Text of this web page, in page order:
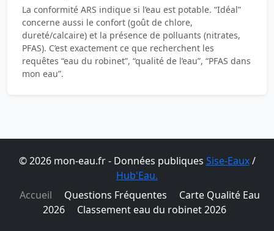
La conformité ARS indique si l’eau est potable. “Idéal”
concerne aussi le confort (goût de chlore,
dureté/calcaire) et la présence de polluants (nitrates,
PFAS). C’est exactement ce que recherchent les
requêtes “eau du robinet”, “qualité de l’eau”, “PFAS dans
mon eau”.
© 2026 mon-eau.fr - Données publiques Sise-Eaux/
Hub'Eau.
Accueil
Questions Fréquentes
Carte Qualité Eau
2026
Classement eau du robinet 2026